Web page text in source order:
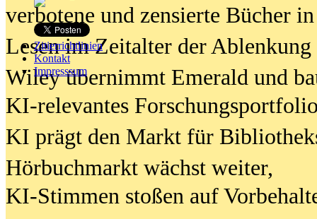
Zitierrichtlinien
Kontakt
Impresssum
verbotene und zensierte Bücher
Lesen im Zeitalter der Ablenkung
Wiley übernimmt Emerald und
KI-relevantes
KI prägt den Markt für
Hörbuchmarkt wächst weiter,
KI-Stimmen stoßen auf